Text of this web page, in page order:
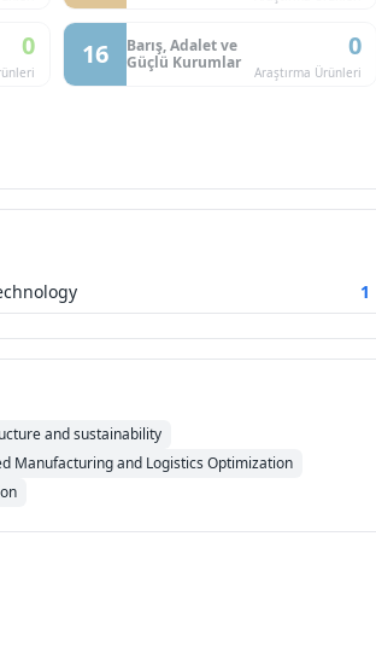
0 16
Barış, Adalet ve
Güçlü Kurumlar
0
Araştırma Ürünleri
1
and sustainability
Manufacturing and Logistics Optimization